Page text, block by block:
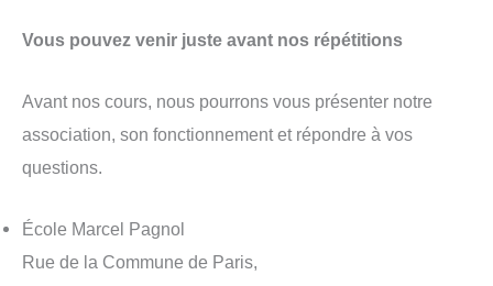
Vous pouvez venir juste avant nos répétitions
Avant nos cours, nous pourrons vous présenter notre
association, son fonctionnement et répondre à vos
questions.
École Marcel Pagnol
Rue de la Commune de Paris,